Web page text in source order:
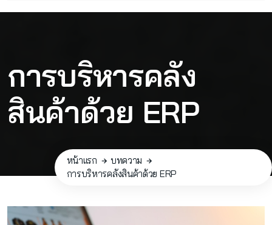
การบริหารคลัง
สินค้าด้วย ERP
หน้าแรก
บทความ
การบริหารคลังสินค้าด้วย ERP